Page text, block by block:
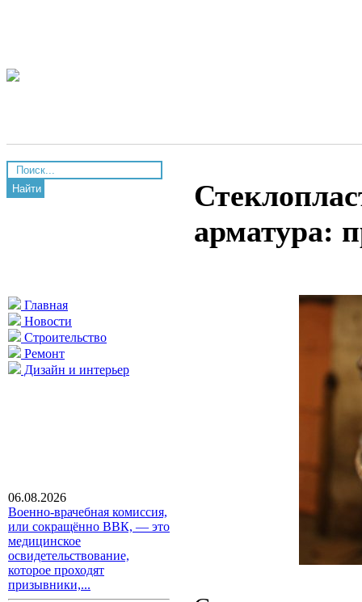
Найти
Главная
Новости
Строительство
Ремонт
Дизайн и интерьер
06.08.2026
Военно-врачебная комиссия,
или сокращённо ВВК, — это
медицинское
освидетельствование,
которое проходят
призывники,...
арматура: